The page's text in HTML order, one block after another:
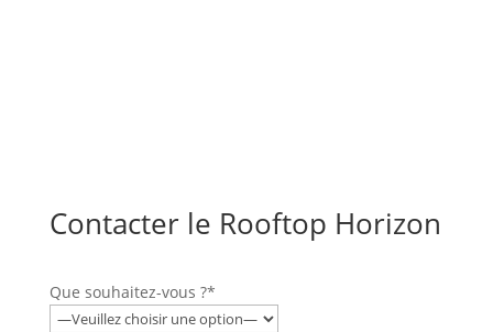
Contacter le Rooftop Horizon
Que souhaitez-vous ?*